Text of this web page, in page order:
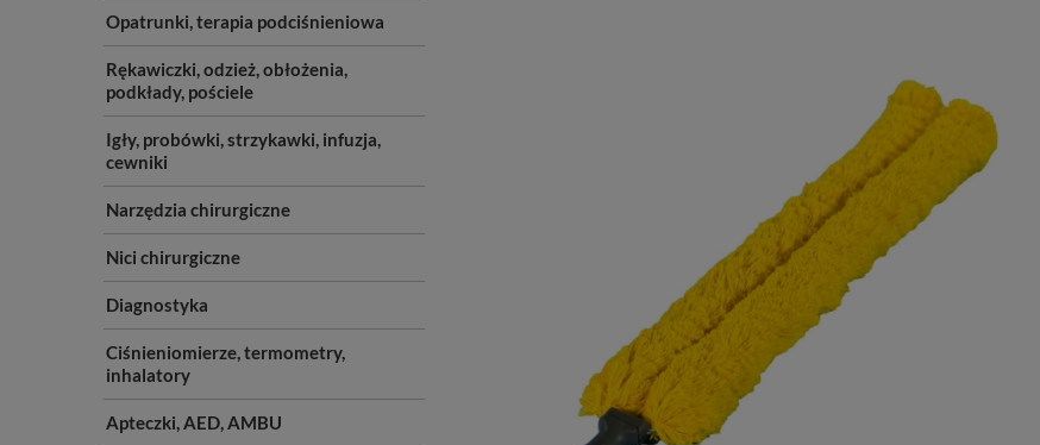
Opatrunki, terapia podciśnieniowa
Rękawiczki, odzież, obłożenia,
podkłady, pościele
Igły, probówki, strzykawki, infuzja,
cewniki
Narzędzia chirurgiczne
Nici chirurgiczne
Diagnostyka
Ciśnieniomierze, termometry,
inhalatory
Apteczki, AED, AMBU